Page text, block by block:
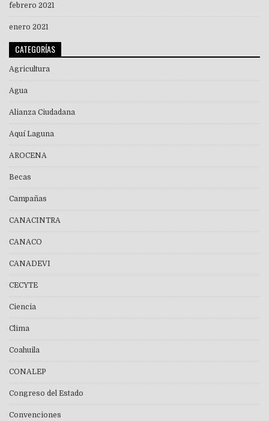
febrero 2021
enero 2021
CATEGORÍAS
Agricultura
Agua
Alianza Ciudadana
Aquí Laguna
AROCENA
Becas
Campañas
CANACINTRA
CANACO
CANADEVI
CECYTE
Ciencia
Clima
Coahuila
CONALEP
Congreso del Estado
Convenciones